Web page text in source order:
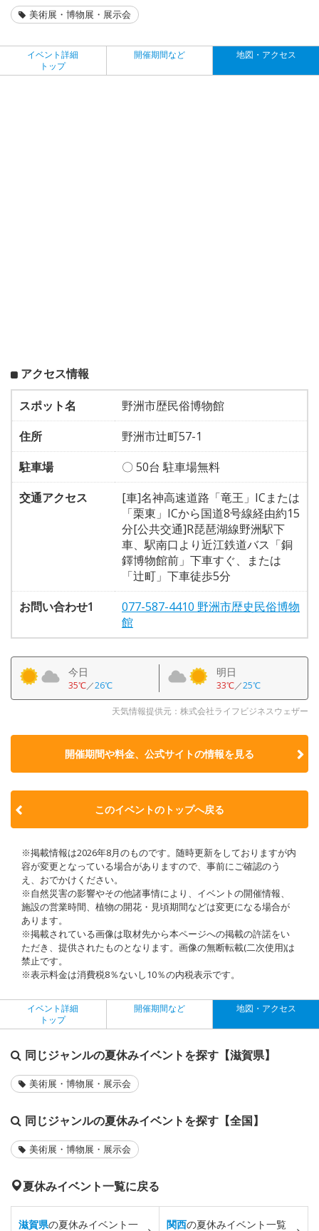
美術展・博物展・展示会
イベント詳細
トップ
開催期間など 地図・アクセス
アクセス情報
スポット名
野洲市歴民俗博物館
住所
野洲市辻町57-1
駐車場
〇 50台 駐車場無料
交通アクセス
[車]名神高速道路「竜王」ICまたは
「栗東」ICから国道8号線経由約15
分[公共交通]R琵琶湖線野洲駅下
車、駅南口より近江鉄道バス「銅
鐸博物館前」下車すぐ、または
「辻町」下車徒歩5分
お問い合わせ1
077-587-4410 野洲市歴史民俗博物
館
今日
35℃／26℃
明日
33℃／25℃
天気情報提供元：株式会社ライフビジネスウェザー
開催期間や料金、公式サイトの情報を見る
このイベントのトップへ戻る
※掲載情報は2026年8月のものです。随時更新をしておりますが内
容が変更となっている場合がありますので、事前にご確認のう
え、おでかけください。
※自然災害の影響やその他諸事情により、イベントの開催情報、
施設の営業時間、植物の開花・見頃期間などは変更になる場合が
あります。
※掲載されている画像は取材先から本ページへの掲載の許諾をい
ただき、提供されたものとなります。画像の無断転載(二次使用)は
禁止です。
※表示料金は消費税8％ないし10％の内税表示です。
イベント詳細
トップ
開催期間など 地図・アクセス
同じジャンルの夏休みイベントを探す【滋賀県】
美術展・博物展・展示会
同じジャンルの夏休みイベントを探す【全国】
美術展・博物展・展示会
夏休みイベント一覧に戻る
滋賀県の夏休みイベント一 関西の夏休みイベント一覧